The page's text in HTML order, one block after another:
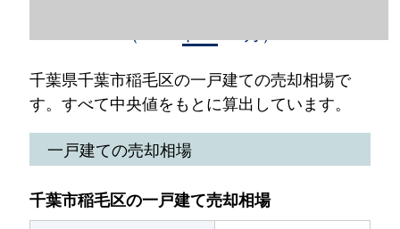
千葉県千葉市稲毛区の一戸建ての売却相場で
す。すべて中央値をもとに算出しています。
一戸建ての売却相場
千葉市稲毛区の一戸建て売却相場